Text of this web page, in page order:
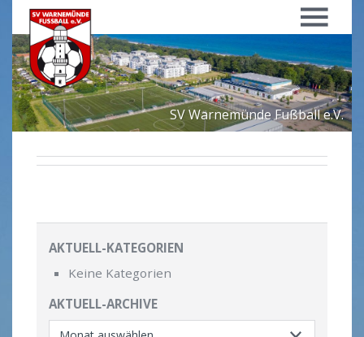
Menü
SV Warnemünde Fußball e.V.
AKTUELL-KATEGORIEN
Keine Kategorien
AKTUELL-ARCHIVE